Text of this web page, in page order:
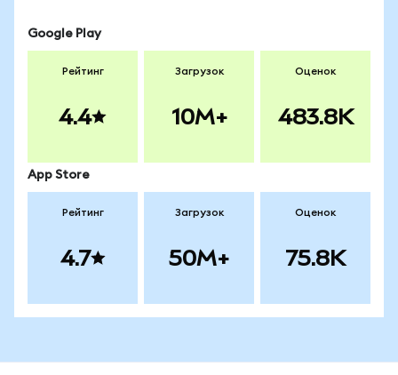
Google Play
Рейтинг
4.4
Загрузок
10M+
Оценок
483.8K
App Store
Рейтинг
4.7
Загрузок
50M+
Оценок
75.8K